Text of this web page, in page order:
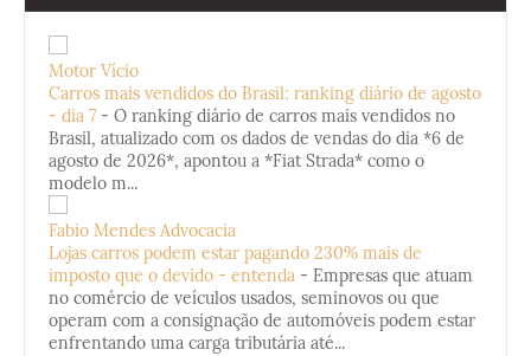
Motor Vício
Carros mais vendidos do Brasil: ranking diário de agosto
- dia 7 - O ranking diário de carros mais vendidos no
Brasil, atualizado com os dados de vendas do dia *6 de
agosto de 2026*, apontou a *Fiat Strada* como o
modelo m...
Fabio Mendes Advocacia
Lojas carros podem estar pagando 230% mais de
imposto que o devido - entenda - Empresas que atuam
no comércio de veículos usados, seminovos ou que
operam com a consignação de automóveis podem estar
enfrentando uma carga tributária até...